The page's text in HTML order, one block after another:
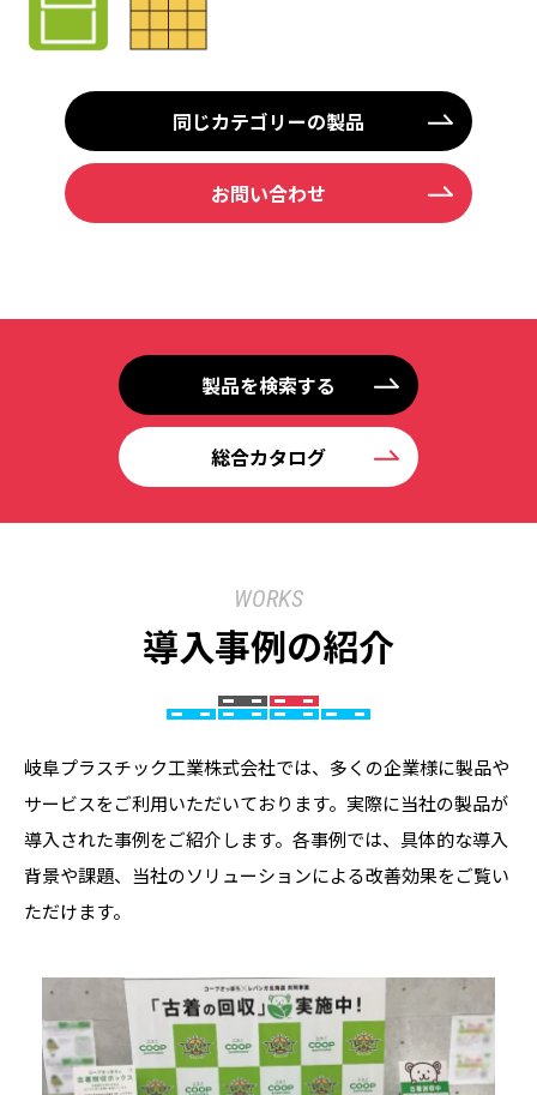
同じカテゴリーの製品
お問い合わせ
製品を検索する
総合カタログ
WORKS
導入事例の紹介
岐阜プラスチック工業株式会社では、多くの企業様に製品や
サービスをご利用いただいております。実際に当社の製品が
導入された事例をご紹介します。各事例では、具体的な導入
背景や課題、当社のソリューションによる改善効果をご覧い
ただけます。